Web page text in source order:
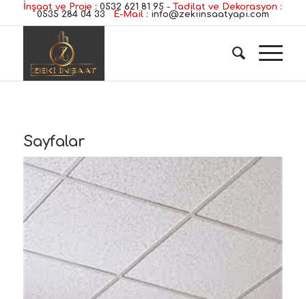
İnşaat ve Proje : 0532 621 81 95 - Tadilat ve Dekorasyon :
0535 284 04 33 E-Mail : info@zekiinsaatyapi.com
Sayfalar